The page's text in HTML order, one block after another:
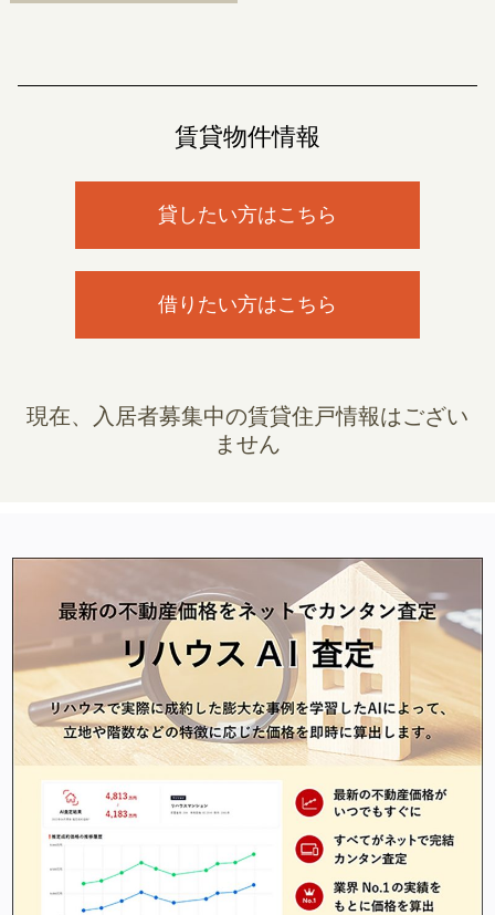
賃貸物件情報
貸したい方はこちら
借りたい方はこちら
現在、入居者募集中の賃貸住戸情報はござい
ません